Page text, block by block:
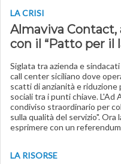
LA CRISI
Almaviva
con il “Patto per il
Siglata tra azienda e
call center siciliano dove
scatti di anzianità e
sociali tra i punti chiave. L'Ad
condiviso straordinario per
sulla qualità del servizio". Ora
esprimere con un referendum
LA RISORSE